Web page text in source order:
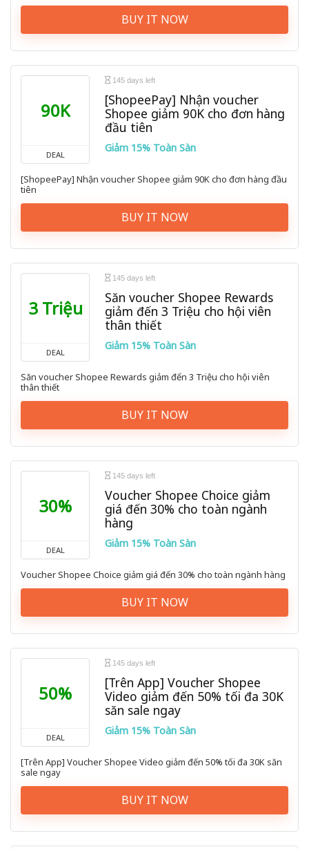
BUY IT NOW
90K
DEAL
145 days left
[ShopeePay] Nhận voucher
Shopee giảm 90K cho đơn hàng
đầu tiên
Giảm 15% Toàn Sàn
[ShopeePay] Nhận voucher Shopee giảm 90K cho đơn hàng đầu
tiên
BUY IT NOW
3 Triệu
DEAL
145 days left
Săn voucher Shopee Rewards
giảm đến 3 Triệu cho hội viên
thân thiết
Giảm 15% Toàn Sàn
Săn voucher Shopee Rewards giảm đến 3 Triệu cho hội viên
thân thiết
BUY IT NOW
30%
DEAL
145 days left
Voucher Shopee Choice giảm
giá đến 30% cho toàn ngành
hàng
Giảm 15% Toàn Sàn
Voucher Shopee Choice giảm giá đến 30% cho toàn ngành hàng
BUY IT NOW
50%
DEAL
145 days left
[Trên App] Voucher Shopee
Video giảm đến 50% tối đa 30K
săn sale ngay
Giảm 15% Toàn Sàn
[Trên App] Voucher Shopee Video giảm đến 50% tối đa 30K săn
sale ngay
BUY IT NOW